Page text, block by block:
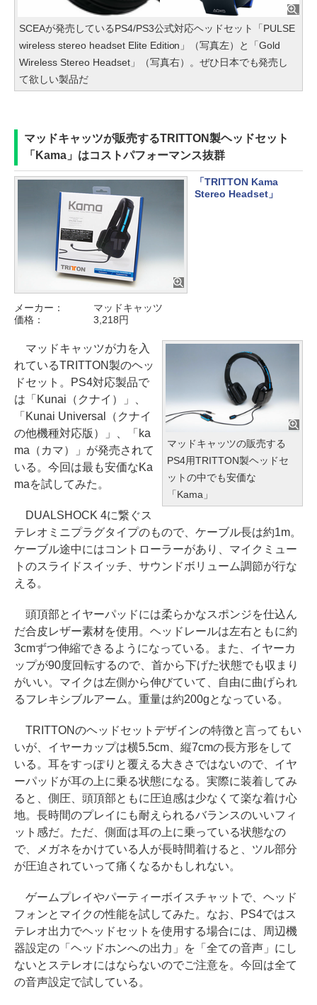
SCEAが発売しているPS4/PS3公式対応ヘッドセット「PULSE
wireless stereo headset Elite Edition」（写真左）と「Gold
Wireless Stereo Headset」（写真右）。ぜひ日本でも発売し
て欲しい製品だ
マッドキャッツが販売するTRITTON製ヘッドセット
「Kama」はコストパフォーマンス抜群
「TRITTON Kama
Stereo Headset」
メーカー：
マッドキャッツ
価格：
3,218円
マッドキャッツの販売する
PS4用TRITTON製ヘッドセ
ットの中でも安価な
「Kama」
マッドキャッツが力を入
れているTRITTON製のヘッ
ドセット。PS4対応製品で
は「Kunai（クナイ）」、
「Kunai Universal（クナイ
の他機種対応版）」、「ka
ma（カマ）」が発売されて
いる。今回は最も安価なKa
maを試してみた。
DUALSHOCK 4に繋ぐス
テレオミニプラグタイプのもので、ケーブル長は約1m。
ケーブル途中にはコントローラーがあり、マイクミュー
トのスライドスイッチ、サウンドボリューム調節が行な
える。
頭頂部とイヤーパッドには柔らかなスポンジを仕込ん
だ合皮レザー素材を使用。ヘッドレールは左右ともに約
3cmずつ伸縮できるようになっている。また、イヤーカ
ップが90度回転するので、首から下げた状態でも収まり
がいい。マイクは左側から伸びていて、自由に曲げられ
るフレキシブルアーム。重量は約200gとなっている。
TRITTONのヘッドセットデザインの特徴と言ってもい
いが、イヤーカップは横5.5cm、縦7cmの長方形をして
いる。耳をすっぽりと覆える大きさではないので、イヤ
ーパッドが耳の上に乗る状態になる。実際に装着してみ
ると、側圧、頭頂部ともに圧迫感は少なくて楽な着け心
地。長時間のプレイにも耐えられるバランスのいいフィ
ット感だ。ただ、側面は耳の上に乗っている状態なの
で、メガネをかけている人が長時間着けると、ツル部分
が圧迫されていって痛くなるかもしれない。
ゲームプレイやパーティーボイスチャットで、ヘッド
フォンとマイクの性能を試してみた。なお、PS4ではス
テレオ出力でヘッドセットを使用する場合には、周辺機
器設定の「ヘッドホンへの出力」を「全ての音声」にし
ないとステレオにはならないのでご注意を。今回は全て
の音声設定で試している。